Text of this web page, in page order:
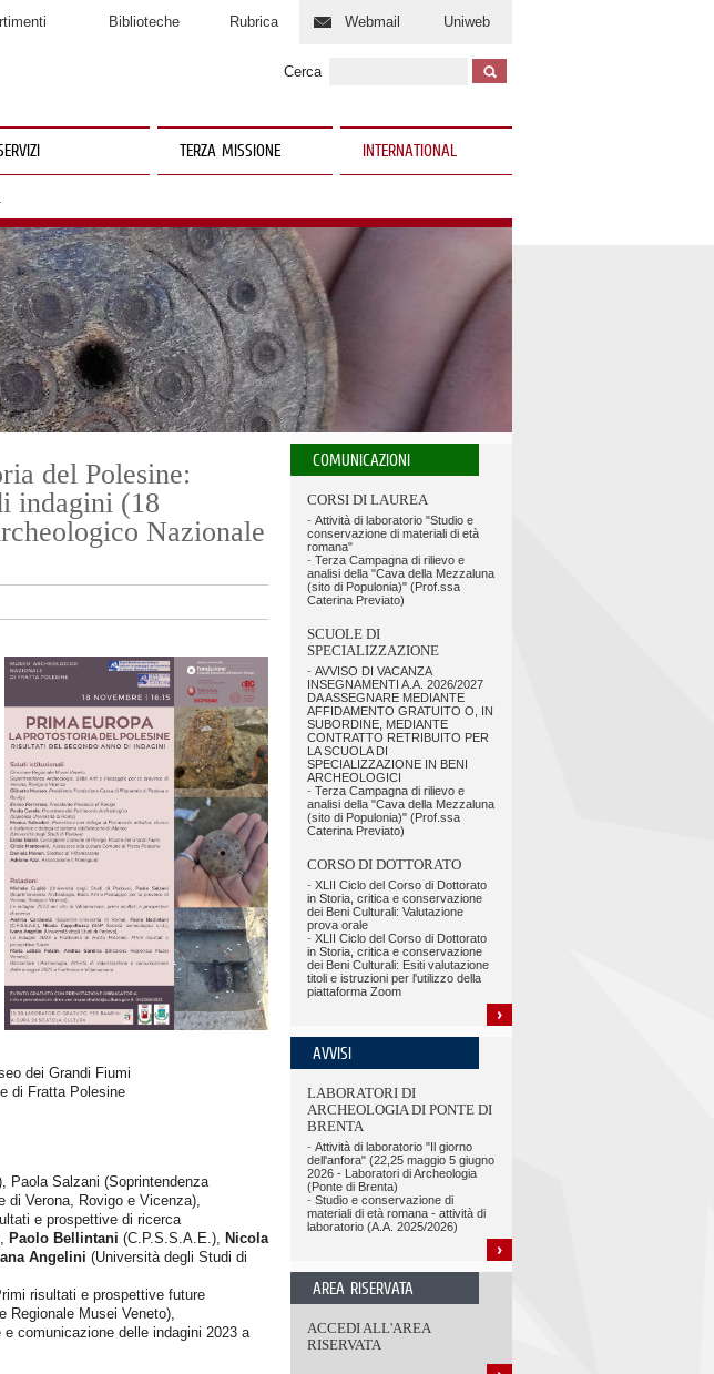
Biblioteche Rubrica Webmail Uniweb
Cerca
TERZA MISSIONE INTERNATIONAL
del Polesine:
indagini (18
Nazionale
dei Grandi Fiumi
di Fratta Polesine
Paola Salzani (Soprintendenza
Verona, Rovigo e Vicenza),
e prospettive di ricerca
Paolo Bellintani (C.P.S.S.A.E.), Nicola
Angelini (Università degli Studi di
risultati e prospettive future
Regionale Musei Veneto),
comunicazione delle indagini 2023 a
COMUNICAZIONI
CORSI DI LAUREA
- Attività di laboratorio "Studio e
conservazione di materiali di età
romana"
- Terza Campagna di rilievo e
analisi della "Cava della Mezzaluna
(sito di Populonia)" (Prof.ssa
Caterina Previato)
SCUOLE DI
SPECIALIZZAZIONE
- AVVISO DI VACANZA
INSEGNAMENTI A.A. 2026/2027
DA ASSEGNARE MEDIANTE
AFFIDAMENTO GRATUITO O, IN
SUBORDINE, MEDIANTE
CONTRATTO RETRIBUITO PER
LA SCUOLA DI
SPECIALIZZAZIONE IN BENI
ARCHEOLOGICI
- Terza Campagna di rilievo e
analisi della "Cava della Mezzaluna
(sito di Populonia)" (Prof.ssa
Caterina Previato)
CORSO DI DOTTORATO
- XLII Ciclo del Corso di Dottorato
in Storia, critica e conservazione
dei Beni Culturali: Valutazione
prova orale
- XLII Ciclo del Corso di Dottorato
in Storia, critica e conservazione
dei Beni Culturali: Esiti valutazione
titoli e istruzioni per l'utilizzo della
piattaforma Zoom
AVVISI
LABORATORI DI
ARCHEOLOGIA DI PONTE DI
BRENTA
- Attività di laboratorio "Il giorno
dell'anfora" (22,25 maggio 5 giugno
2026 - Laboratori di Archeologia
(Ponte di Brenta)
- Studio e conservazione di
materiali di età romana - attività di
laboratorio (A.A. 2025/2026)
AREA RISERVATA
ACCEDI ALL'AREA
RISERVATA